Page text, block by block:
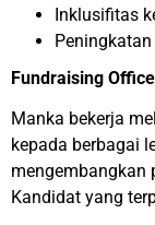
Inklusifitas
Fundraising
Manka bekerja
kepada berbagai
mengembangkan
Kandidat yang